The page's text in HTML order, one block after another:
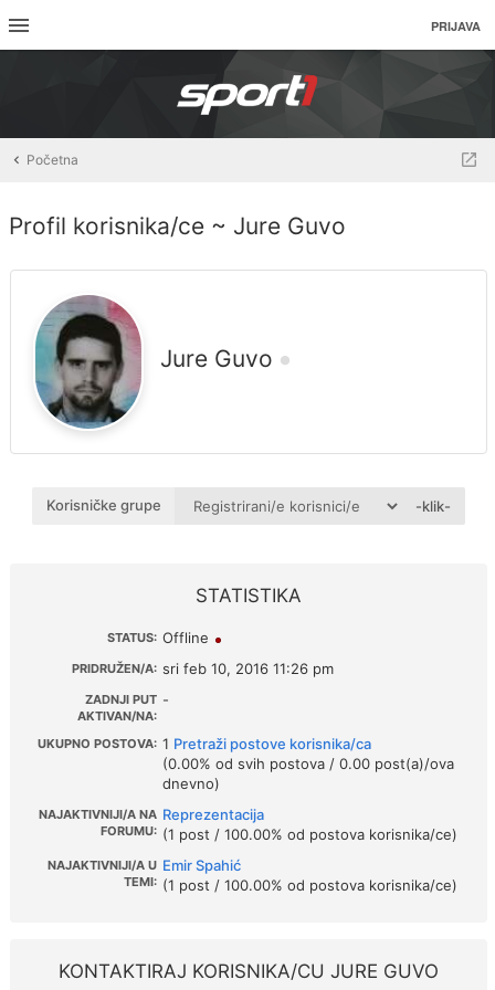
PRIJAVA
Početna
Profil korisnika/ce ~ Jure Guvo
Jure Guvo
Korisničke grupe -klik-
STATISTIKA
STATUS: Offline
PRIDRUŽEN/A: sri feb 10, 2016 11:26 pm
ZADNJI PUT
AKTIVAN/NA:
-
UKUPNO POSTOVA: 1 Pretraži postove korisnika/ca
(0.00% od svih postova / 0.00 post(a)/ova
dnevno)
NAJAKTIVNIJI/A NA
FORUMU:
Reprezentacija
(1 post / 100.00% od postova korisnika/ce)
NAJAKTIVNIJI/A U
TEMI:
Emir Spahić
(1 post / 100.00% od postova korisnika/ce)
KONTAKTIRAJ KORISNIKA/CU JURE GUVO